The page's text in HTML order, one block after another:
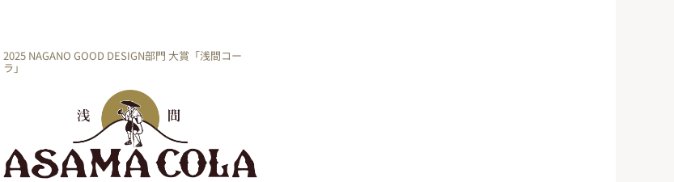
2025 NAGANO GOOD DESIGN部門 大賞「浅間コー
ラ」